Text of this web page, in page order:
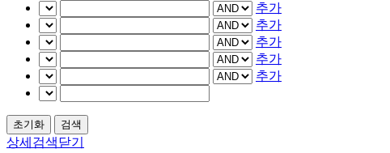
추가
추가
추가
추가
추가
상세검색닫기